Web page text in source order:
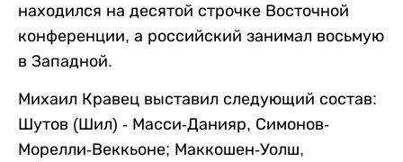
находился на десятой строчке Восточной
конференции, а российский занимал восьмую
в Западной.
Михаил Кравец выставил следующий состав:
Шутов (Шил) - Масси-Данияр, Симонов-
Морелли-Веккьоне; Маккошен-Уолш,